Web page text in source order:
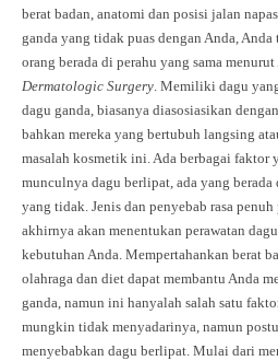
berat badan, anatomi dan posisi jalan
ganda yang tidak puas dengan Anda,
orang berada di perahu yang sama menurut
Dermatologic Surgery. Memiliki dagu
dagu ganda, biasanya diasosiasikan
bahkan mereka yang bertubuh langsing
masalah kosmetik ini. Ada berbagai faktor
munculnya dagu berlipat, ada yang
yang tidak. Jenis dan penyebab rasa
akhirnya akan menentukan perawatan
kebutuhan Anda. Mempertahankan berat
olahraga dan diet dapat membantu Anda
ganda, namun ini hanyalah salah satu
mungkin tidak menyadarinya, namun
menyebabkan dagu berlipat. Mulai dari